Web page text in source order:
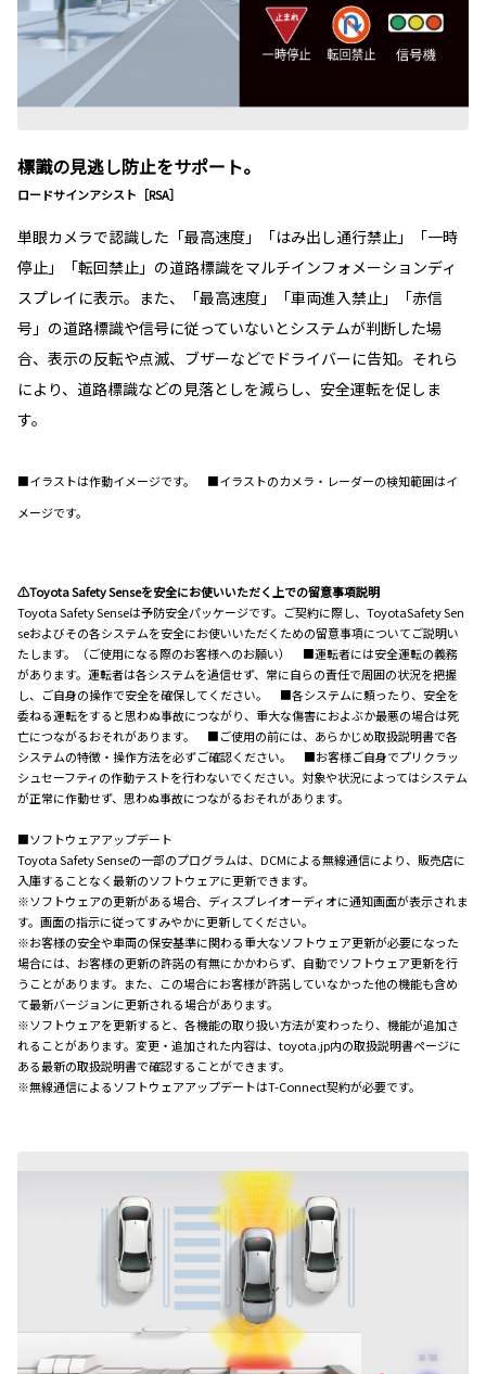
標識の見逃し防止をサポート。
ロードサインアシスト［RSA］
単眼カメラで認識した「最高速度」「はみ出し通行禁止」「一時
停止」「転回禁止」の道路標識をマルチインフォメーションディ
スプレイに表示。また、「最高速度」「車両進入禁止」「赤信
号」の道路標識や信号に従っていないとシステムが判断した場
合、表示の反転や点滅、ブザーなどでドライバーに告知。それら
により、道路標識などの見落としを減らし、安全運転を促しま
す。
■イラストは作動イメージです。 ■イラストのカメラ・レーダーの検知範囲はイ
メージです。
⚠Toyota Safety Senseを安全にお使いいただく上での留意事項説明
Toyota Safety Senseは予防安全パッケージです。ご契約に際し、ToyotaSafety Sen
seおよびその各システムを安全にお使いいただくための留意事項についてご説明い
たします。（ご使用になる際のお客様へのお願い） ■運転者には安全運転の義務
があります。運転者は各システムを過信せず、常に自らの責任で周囲の状況を把握
し、ご自身の操作で安全を確保してください。 ■各システムに頼ったり、安全を
委ねる運転をすると思わぬ事故につながり、重大な傷害におよぶか最悪の場合は死
亡につながるおそれがあります。 ■ご使用の前には、あらかじめ取扱説明書で各
システムの特徴・操作方法を必ずご確認ください。 ■お客様ご自身でプリクラッ
シュセーフティの作動テストを行わないでください。対象や状況によってはシステム
が正常に作動せず、思わぬ事故につながるおそれがあります。
■ソフトウェアアップデート
Toyota Safety Senseの一部のプログラムは、DCMによる無線通信により、販売店に
入庫することなく最新のソフトウェアに更新できます。
※ソフトウェアの更新がある場合、ディスプレイオーディオに通知画面が表示されま
す。画面の指示に従ってすみやかに更新してください。
※お客様の安全や車両の保安基準に関わる重大なソフトウェア更新が必要になった
場合には、お客様の更新の許諾の有無にかかわらず、自動でソフトウェア更新を行
うことがあります。また、この場合にお客様が許諾していなかった他の機能も含め
て最新バージョンに更新される場合があります。
※ソフトウェアを更新すると、各機能の取り扱い方法が変わったり、機能が追加さ
れることがあります。変更・追加された内容は、toyota.jp内の取扱説明書ページに
ある最新の取扱説明書で確認することができます。
※無線通信によるソフトウェアアップデートはT-Connect契約が必要です。